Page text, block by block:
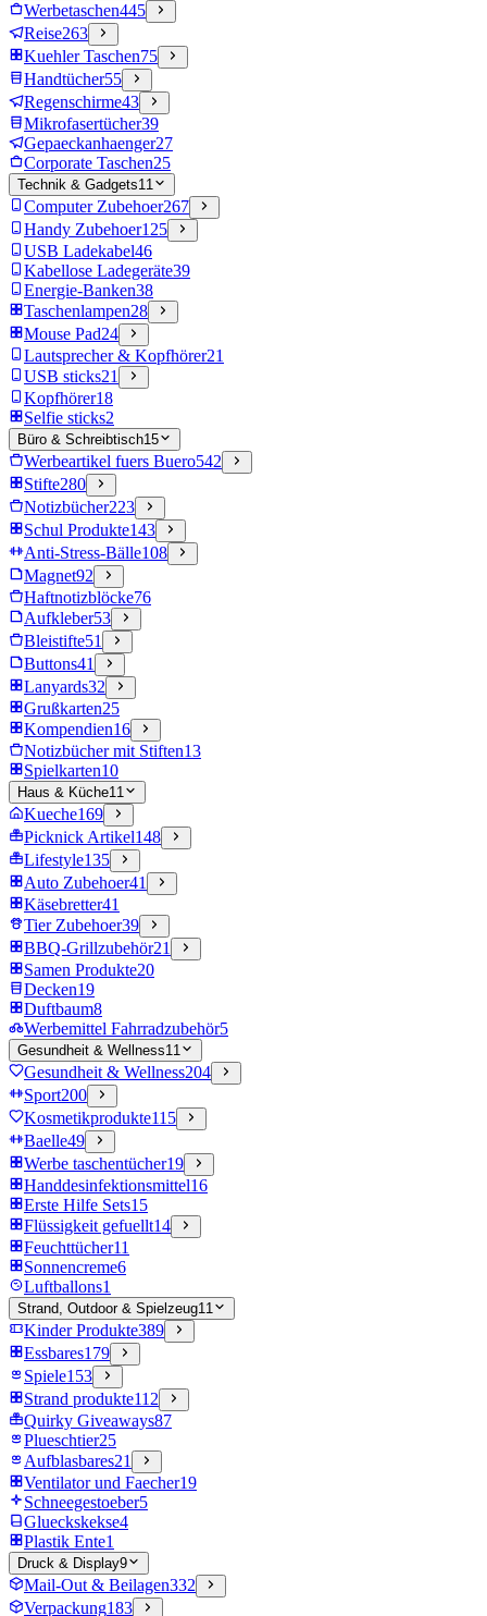
Werbetaschen445
Reise263
Kuehler Taschen75
Handtücher55
Regenschirme43
Mikrofasertücher39
Gepaeckanhaenger27
Corporate Taschen25
Technik & Gadgets11
Computer Zubehoer267
Handy Zubehoer125
USB Ladekabel46
Kabellose Ladegeräte39
Energie-Banken38
Taschenlampen28
Mouse Pad24
Lautsprecher & Kopfhörer21
USB sticks21
Kopfhörer18
Selfie sticks2
Büro & Schreibtisch15
Werbeartikel fuers Buero542
Stifte280
Notizbücher223
Schul Produkte143
Anti-Stress-Bälle108
Magnet92
Haftnotizblöcke76
Aufkleber53
Bleistifte51
Buttons41
Lanyards32
Grußkarten25
Kompendien16
Notizbücher mit Stiften13
Spielkarten10
Haus & Küche11
Kueche169
Picknick Artikel148
Lifestyle135
Auto Zubehoer41
Käsebretter41
Tier Zubehoer39
BBQ-Grillzubehör21
Samen Produkte20
Decken19
Duftbaum8
Werbemittel Fahrradzubehör5
Gesundheit & Wellness11
Gesundheit & Wellness204
Sport200
Kosmetikprodukte115
Baelle49
Werbe taschentücher19
Handdesinfektionsmittel16
Erste Hilfe Sets15
Flüssigkeit gefuellt14
Feuchttücher11
Sonnencreme6
Luftballons1
Strand, Outdoor & Spielzeug11
Kinder Produkte389
Essbares179
Spiele153
Strand produkte112
Quirky Giveaways87
Plueschtier25
Aufblasbares21
Ventilator und Faecher19
Schneegestoeber5
Glueckskekse4
Plastik Ente1
Druck & Display9
Mail-Out & Beilagen332
Verpackung183